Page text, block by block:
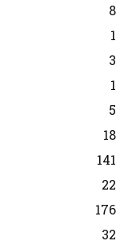
8
1
3
1
5
18
141
22
176
32